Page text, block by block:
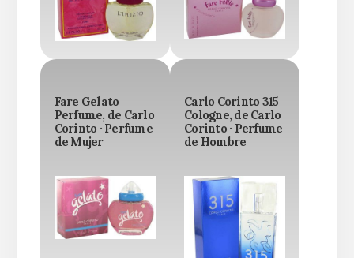
Fare Gelato
Perfume, de Carlo
Corinto · Perfume
de Mujer
Carlo Corinto 315
Cologne, de Carlo
Corinto · Perfume
de Hombre